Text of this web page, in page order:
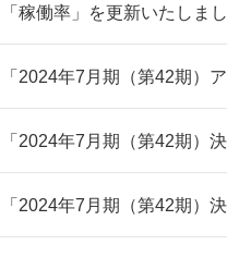
「稼働率」を更新いたしま
「2024年7月期（第42期）
「2024年7月期（第42期）
「2024年7月期（第42期）